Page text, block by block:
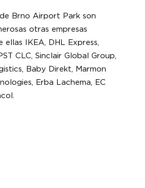
Brno Airport Park son
otras empresas
IKEA, DHL Express,
CLC, Sinclair Global Group,
Baby Direkt, Marmon
Erba Lachema, EC